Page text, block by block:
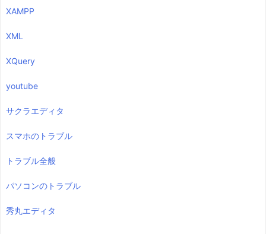
XAMPP
XML
XQuery
youtube
サクラエディタ
スマホのトラブル
トラブル全般
パソコンのトラブル
秀丸エディタ